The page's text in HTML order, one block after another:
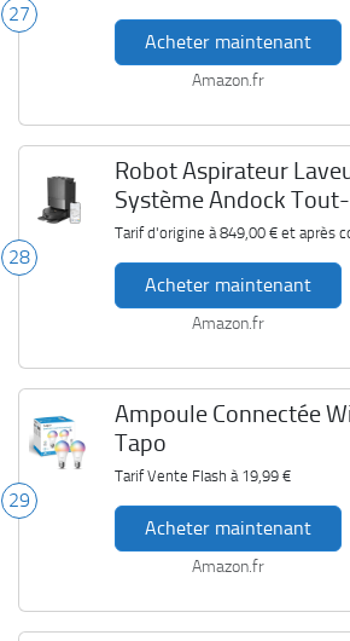
27
Acheter maintenant
Amazon.fr
28
Robot Aspirateur
Système Andock
Roborock Q Revo
Tarif d'origine à849,00 €et après
Acheter maintenant
Amazon.fr
29
Ampoule Connectée
Tapo
Tarif Vente Flash à 19,99 €
Acheter maintenant
Amazon.fr